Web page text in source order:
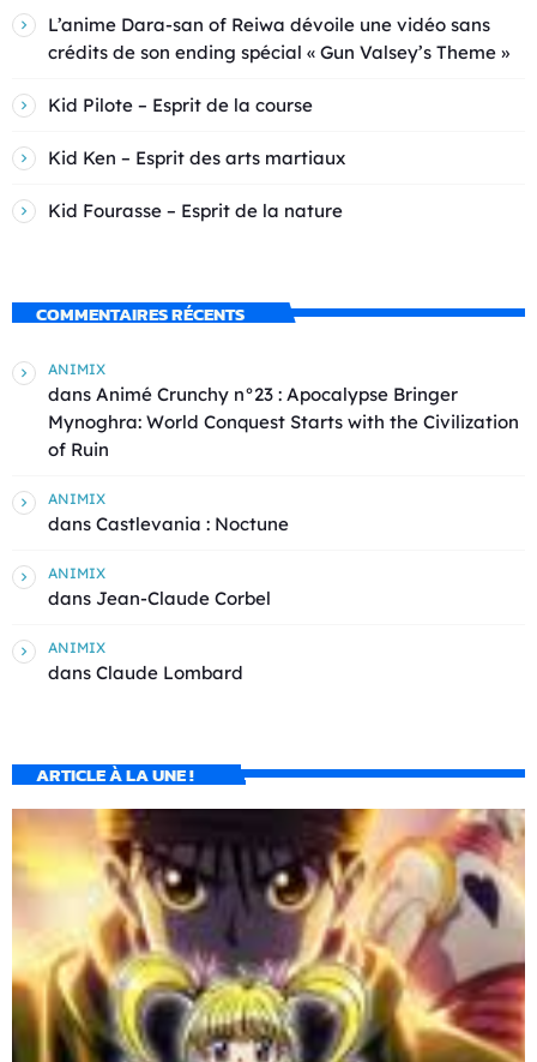
L’anime Dara-san of Reiwa dévoile une vidéo sans
crédits de son ending spécial « Gun Valsey’s Theme »
Kid Pilote – Esprit de la course
Kid Ken – Esprit des arts martiaux
Kid Fourasse – Esprit de la nature
COMMENTAIRES RÉCENTS
ANIMIX
dans Animé Crunchy n°23 : Apocalypse Bringer
Mynoghra: World Conquest Starts with the Civilization
of Ruin
ANIMIX
dans Castlevania : Noctune
ANIMIX
dans Jean-Claude Corbel
ANIMIX
dans Claude Lombard
ARTICLE À LA UNE !